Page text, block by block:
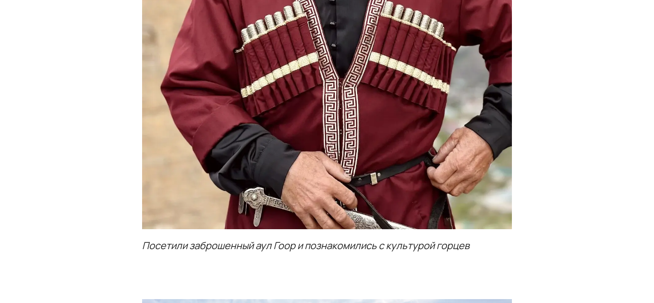
Посетили заброшенный аул Гоор и познакомились с культурой горцев